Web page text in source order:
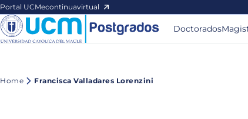
Portal UCMecontinuavirtual
Doctorados
Home Francisca Valladares Lorenzini